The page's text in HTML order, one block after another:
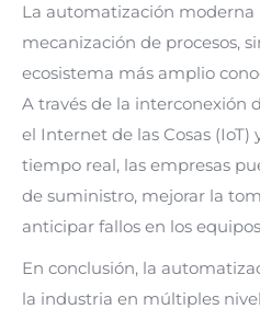
La automatización moderna
mecanización de procesos,
ecosistema más amplio
A través de la interconexión
el Internet de las Cosas (IoT)
tiempo real, las empresas
de suministro, mejorar la
anticipar fallos en los
En conclusión, la
la industria en múltiples